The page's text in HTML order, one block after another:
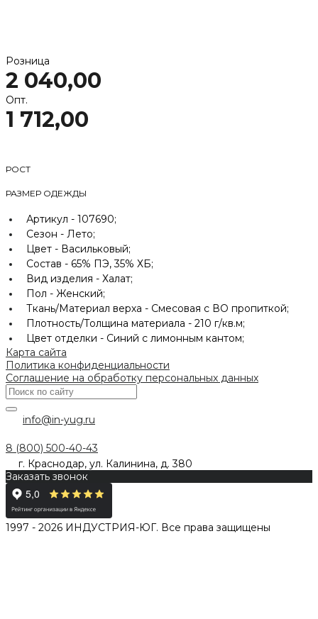
Розница
2 040,00
Опт.
1 712,00
РОСТ
РАЗМЕР ОДЕЖДЫ
Артикул - 107690;
Сезон - Лето;
Цвет - Васильковый;
Состав - 65% ПЭ, 35% ХБ;
Вид изделия - Халат;
Пол - Женский;
Ткань/Материал верха - Смесовая с ВО пропиткой;
Плотность/Толщина материала - 210 г/кв.м;
Цвет отделки - Синий с лимонным кантом;
Карта сайта
Политика конфиденциальности
Соглашение на обработку персональных данных
info@in-yug.ru
8 (800) 500-40-43
г. Краснодар, ул. Калинина, д. 380
Заказать звонок
1997 - 2026 ИНДУСТРИЯ-ЮГ. Все права защищены